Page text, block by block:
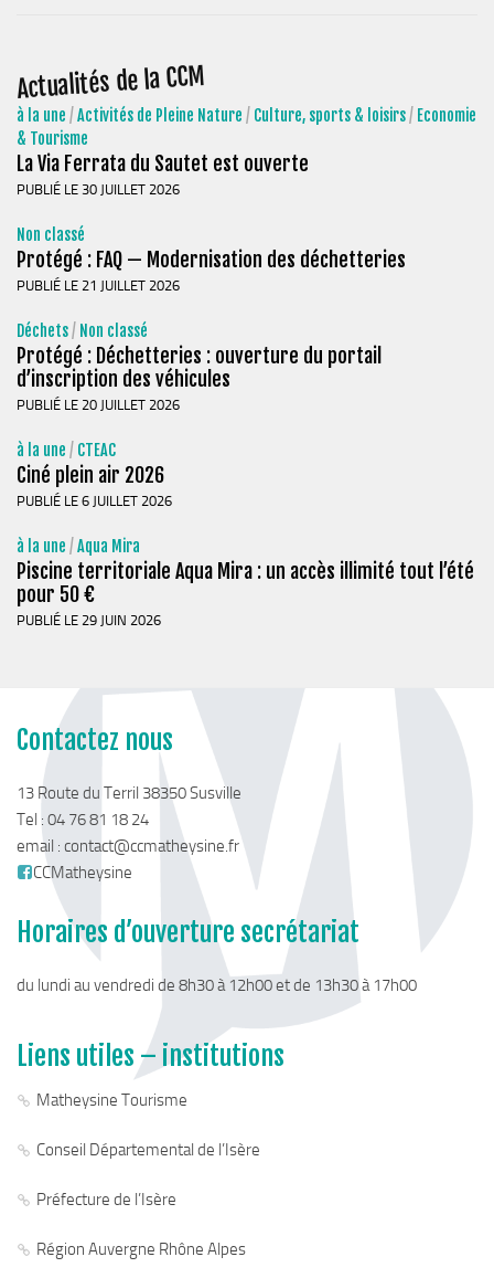
Actualités de la CCM
à la une /Activités de Pleine Nature / Culture, sports & loisirs/ Economie
& Tourisme
La Via Ferrata du Sautet est ouverte
PUBLIÉ LE 30 JUILLET 2026
Non classé
Protégé : FAQ — Modernisation des déchetteries
PUBLIÉ LE 21 JUILLET 2026
Déchets/ Non classé
Protégé : Déchetteries : ouverture du portail
d’inscription des véhicules
PUBLIÉ LE 20 JUILLET 2026
à la une / CTEAC
Ciné plein air 2026
PUBLIÉ LE 6 JUILLET 2026
à la une /Aqua Mira
Piscine territoriale Aqua Mira : un accès illimité tout l’été
pour 50 €
PUBLIÉ LE 29 JUIN 2026
Contactez nous
13 Route du Terril 38350 Susville
Tel : 04 76 81 18 24
email : contact@ccmatheysine.fr
CCMatheysine
Horaires d’ouverture secrétariat
du lundi au vendredi de 8h30 à 12h00 et de 13h30 à 17h00
Liens utiles – institutions
Matheysine Tourisme
Conseil Départemental de l’Isère
Préfecture de l’Isère
Région Auvergne Rhône Alpes